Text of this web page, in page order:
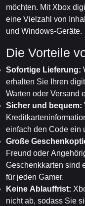
möchten. Mit Xbox
eine Vielzahl von
und Windows-Geräte.
Die Vorteile
Sofortige Lieferung:
erhalten Sie Ihren
Warten oder Versand
Sicher und bequem:
einfach den Code ein
Große
Freund oder
Geschenkkarten sind
für jeden Gamer.
Keine Ablauffrist:
nicht ab, sodass Sie